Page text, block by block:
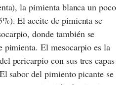
la pimienta blanca un poco
El aceite de pimienta se
donde también se
pimienta. El mesocarpio es la
pericarpio con sus tres capas
sabor del pimiento picante se